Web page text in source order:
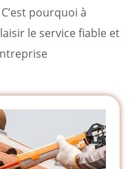
pourquoi à
le service fiable et